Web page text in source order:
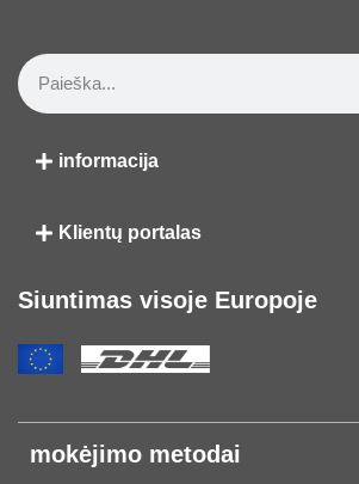
informacija
Klientų portalas
Siuntimas visoje Europoje
mokėjimo metodai